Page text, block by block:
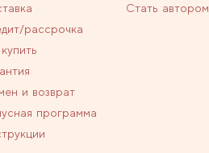
рассрочка
и возврат
программа
Стать автором